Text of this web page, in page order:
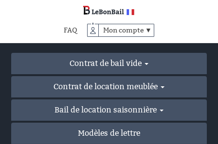
FAQ Mon compte ▼
Contrat de bail vide
Contrat de location meublée
Bail de location saisonnière
Modèles de lettre